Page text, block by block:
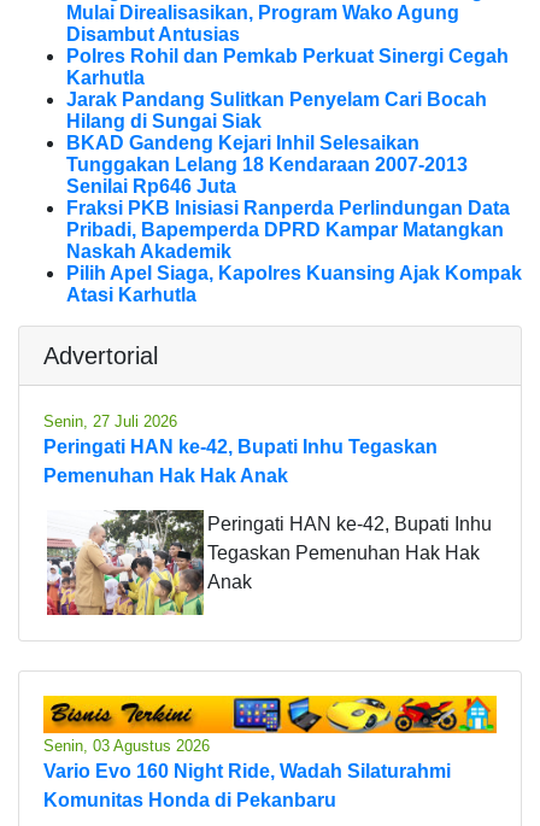
Mulai Direalisasikan, Program Wako Agung
Disambut Antusias
Polres Rohil dan Pemkab Perkuat Sinergi Cegah
Karhutla
Jarak Pandang Sulitkan Penyelam Cari Bocah
Hilang di Sungai Siak
BKAD Gandeng Kejari Inhil Selesaikan
Tunggakan Lelang 18 Kendaraan 2007-2013
Senilai Rp646 Juta
Fraksi PKB Inisiasi Ranperda Perlindungan Data
Pribadi, Bapemperda DPRD Kampar Matangkan
Naskah Akademik
Pilih Apel Siaga, Kapolres Kuansing Ajak Kompak
Atasi Karhutla
Advertorial
Senin, 27 Juli 2026
Peringati HAN ke-42, Bupati Inhu Tegaskan
Pemenuhan Hak Hak Anak
Peringati HAN ke-42, Bupati Inhu
Tegaskan Pemenuhan Hak Hak
Anak
Senin, 03 Agustus 2026
Vario Evo 160 Night Ride, Wadah Silaturahmi
Komunitas Honda di Pekanbaru